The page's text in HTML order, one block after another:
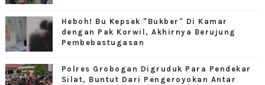
Heboh! Bu Kepsek "Bukber" Di Kamar
dengan Pak Korwil, Akhirnya Berujung
Pembebastugasan
Polres Grobogan Digruduk Para Pendekar
Silat, Buntut Dari Pengeroyokan Antar